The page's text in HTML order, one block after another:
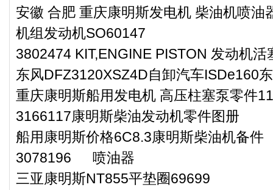
安徽 合肥 重庆康明斯发电机 柴油机喷油
机组发动机SO60147
3802474 KIT,ENGINE PISTON 发动机活
东风DFZ3120XSZ4D自卸汽车ISDe160
重庆康明斯船用发电机 高压柱塞泵零件
3166117康明斯柴油发动机零件图册
船用康明斯价格6C8.3康明斯柴油机备件
3078196 喷油器
三亚康明斯NT855平垫圈69699